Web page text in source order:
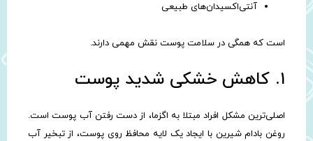
آنتی‌اکسیدان‌های طبیعی
است که همگی در سلامت پوست نقش مهمی دارند.
۱. کاهش خشکی شدید پوست
اصلی‌ترین مشکل افراد مبتلا به اگزما، از دست رفتن آب پوست است.
روغن بادام شیرین با ایجاد یک لایه محافظ روی پوست، از تبخیر آب